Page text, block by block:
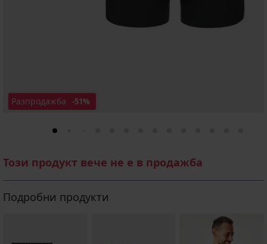
Разпродажба -51%
Този продукт вече не е в продажба
Подробни продукти